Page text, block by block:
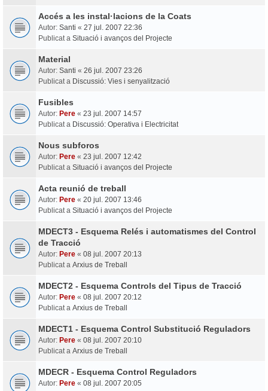
Accés a les instal·lacions de la Coats
Autor: Santi « 27 jul. 2007 22:36
Publicat a Situació i avanços del Projecte
Material
Autor: Santi « 26 jul. 2007 23:26
Publicat a Discussió: Vies i senyalització
Fusibles
Autor: Pere « 23 jul. 2007 14:57
Publicat a Discussió: Operativa i Electricitat
Nous subforos
Autor: Pere « 23 jul. 2007 12:42
Publicat a Situació i avanços del Projecte
Acta reunió de treball
Autor: Pere « 20 jul. 2007 13:46
Publicat a Situació i avanços del Projecte
MDECT3 - Esquema Relés i automatismes del Control
de Tracció
Autor: Pere « 08 jul. 2007 20:13
Publicat a Arxius de Treball
MDECT2 - Esquema Controls del Tipus de Tracció
Autor: Pere « 08 jul. 2007 20:12
Publicat a Arxius de Treball
MDECT1 - Esquema Control Substitució Reguladors
Autor: Pere « 08 jul. 2007 20:10
Publicat a Arxius de Treball
MDECR - Esquema Control Reguladors
Autor: Pere « 08 jul. 2007 20:05